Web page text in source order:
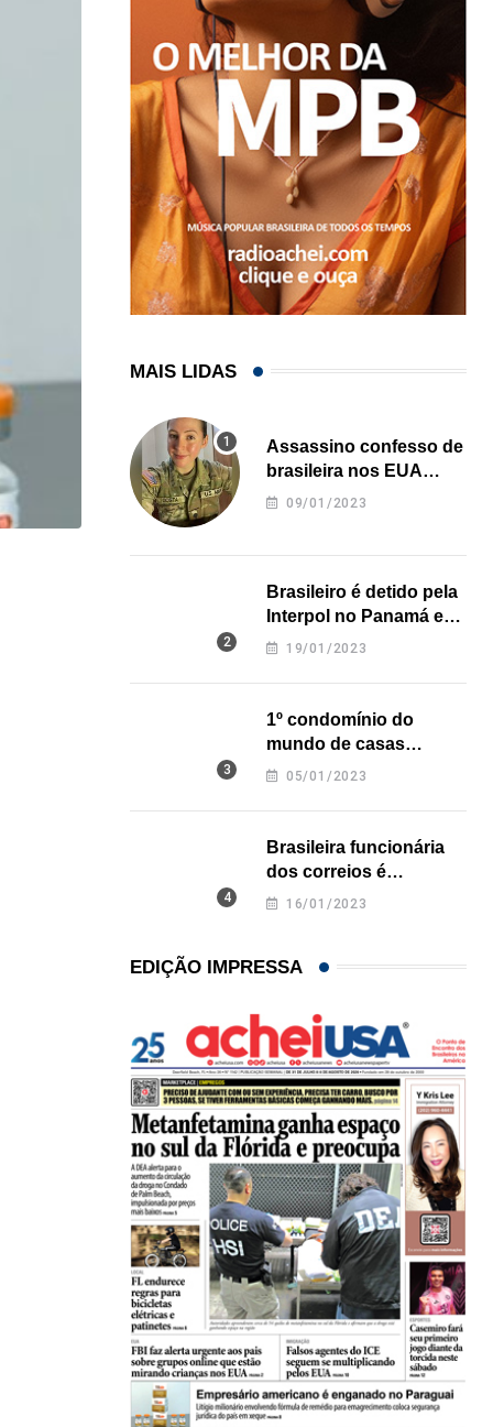
De São Paulo para os Estados Unidos: como...
MAIS LIDAS
Assassino confesso de
brasileira nos EUA
revela onde deixou o
09/01/2023
Brasileiro é detido pela
Interpol no Panamá e
pode pegar prisão
19/01/2023
1º condomínio do
mundo de casas
impressas em 3D é
05/01/2023
Brasileira funcionária
dos correios é
assassinada a facadas
16/01/2023
EDIÇÃO IMPRESSA